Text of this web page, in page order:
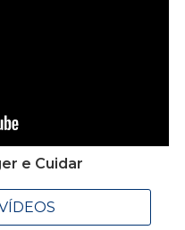
e Cuidar